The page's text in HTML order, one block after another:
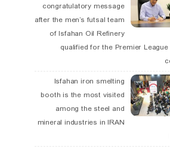
congratulatory message
after the men’s futsal team
of Isfahan Oil Refinery
qualified for the Premier
Isfahan iron smelting
booth is the most visited
among the steel and
mineral industries in IRAN